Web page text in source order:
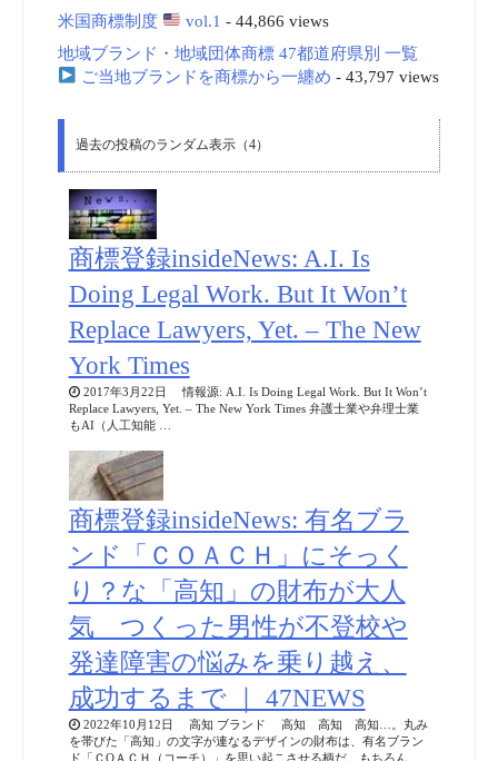
米国商標制度
vol.1 - 44,866 views
地域ブランド・地域団体商標 47都道府県別 一覧
ご当地ブランドを商標から一纏め - 43,797 views
過去の投稿のランダム表示（4）
商標登録insideNews: A.I. Is
Doing Legal Work. But It Won’t
Replace Lawyers, Yet. – The New
York Times
2017年3月22日 情報源: A.I. Is Doing Legal Work. But It Won’t
Replace Lawyers, Yet. – The New York Times 弁護士業や弁理士業
もAI（人工知能 …
商標登録insideNews: 有名ブラ
ンド「ＣＯＡＣＨ」にそっく
り？な「高知」の財布が大人
気 つくった男性が不登校や
発達障害の悩みを乗り越え、
成功するまで ｜ 47NEWS
2022年10月12日 高知 ブランド 高知 高知 高知…。丸み
を帯びた「高知」の文字が連なるデザインの財布は、有名ブラン
ド「ＣΟＡＣＨ（コーチ）」を思い起こさせる柄だ。もちろん